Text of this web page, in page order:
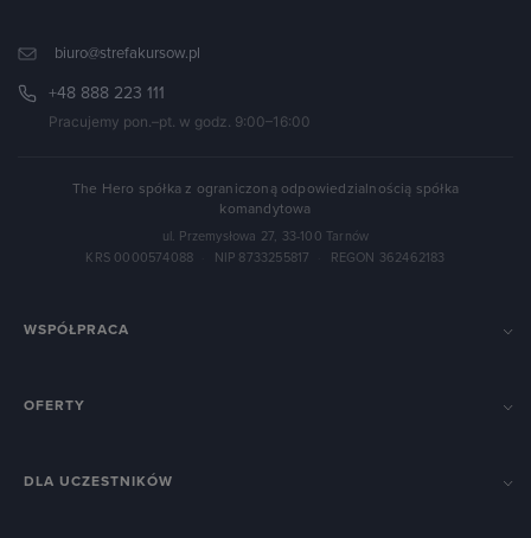
biuro@strefakursow.pl
+48 888 223 111
Pracujemy pon.–pt. w godz. 9:00–16:00
The Hero spółka z ograniczoną odpowiedzialnością spółka
komandytowa
ul. Przemysłowa 27, 33-100 Tarnów
KRS 0000574088
NIP 8733255817 REGON 362462183
WSPÓŁPRACA
OFERTY
DLA UCZESTNIKÓW